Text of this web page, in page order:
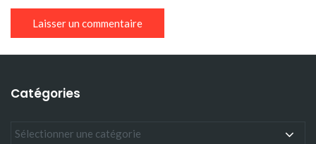
Catégories